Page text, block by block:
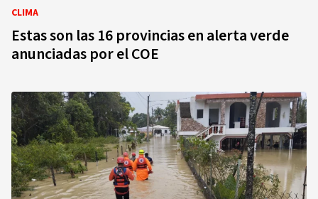
CLIMA
Estas son las 16 provincias en alerta verde
anunciadas por el COE